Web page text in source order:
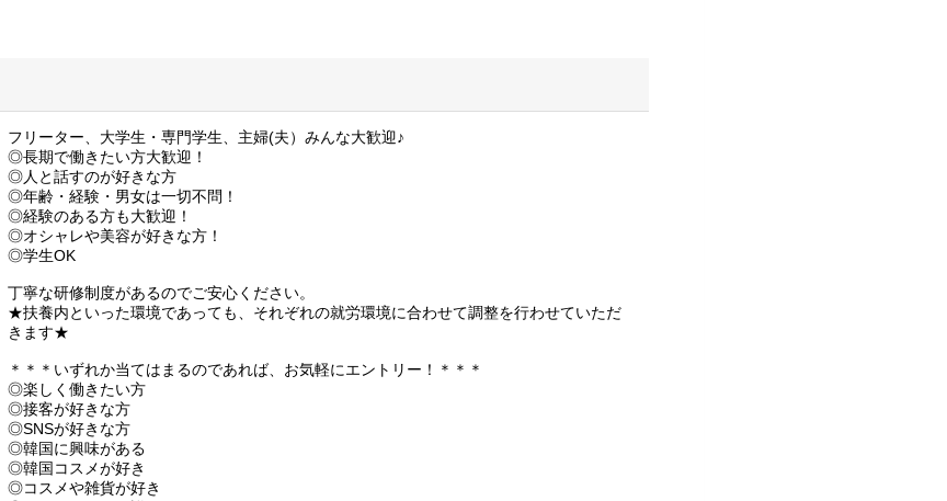
フリーター、大学生・専門学生、主婦(夫）みんな大歓迎♪
◎長期で働きたい方大歓迎！
◎人と話すのが好きな方
◎年齢・経験・男女は一切不問！
◎経験のある方も大歓迎！
◎オシャレや美容が好きな方！
◎学生OK
丁寧な研修制度があるのでご安心ください。
★扶養内といった環境であっても、それぞれの就労環境に合わせて調整を行わせていただ
きます★
＊＊＊いずれか当てはまるのであれば、お気軽にエントリー！＊＊＊
◎楽しく働きたい方
◎接客が好きな方
◎SNSが好きな方
◎韓国に興味がある
◎韓国コスメが好き
◎コスメや雑貨が好き